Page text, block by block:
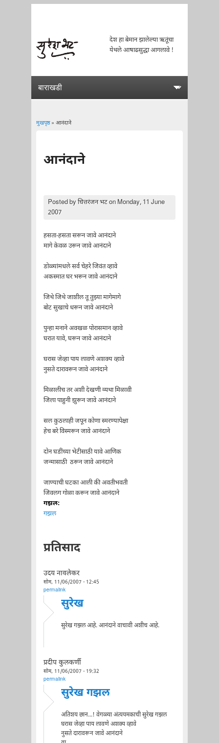
देश हा बेमान झालेल्या ऋतूंचा
येथले आषाढसुद्धा आगलावे !
मुखपृष्ठ» आनंदाने
आनंदाने
Posted byचित्तरंजन भटon Monday, 11 June
2007
हसता-हसता सरून जावे आनंदाने
मागे केवळ उरून जावे आनंदाने
डोळ्यांमधले सर्व चेहरे जिवंत व्हावे
अकस्मात घर भरून जावे आनंदाने
जिथे जिथे जाशील तू तुझ्या मागेमागे
बोट सुखाचे धरून जावे आनंदाने
पुन्हा मनाने अवखळ पोरासमान व्हावे
घरात यावे, घरून जावे आनंदाने
घरास जेव्हा पाय लावणे अशक्य व्हावे
नुसते दारावरून जावे आनंदाने
मिळालीच तर अशी देखणी व्यथा मिळावी
जिला पाहुनी झुरून जावे आनंदाने
सल कुठलाही जपून कोणा स्मरण्यापेक्षा
हेच बरे विस्मरून जावे आनंदाने
दोन घडींच्या भेटीसाठी यावे आणिक
जन्मासाठी ठरून जावे आनंदाने
जाण्याची घटका आली की अवतीभवती
जिवलग गोळा करून जावे आनंदाने
गझल:
गझल
प्रतिसाद
उदय नावलेकर
सोम, 11/06/2007 - 12:45
permalink
सुरेख
सुरेख गझल आहे. आनंदाने वाचावी अशीच आहे.
प्रदीप कुलकर्णी
सोम, 11/06/2007 - 19:32
permalink
सुरेख गझल
अतिशय छान...! वेगळ्या अंत्ययमकाची सुरेख गझल
घरास जेव्हा पाय लावणे अशक्य व्हावे
नुसते दारावरून जावे आनंदाने